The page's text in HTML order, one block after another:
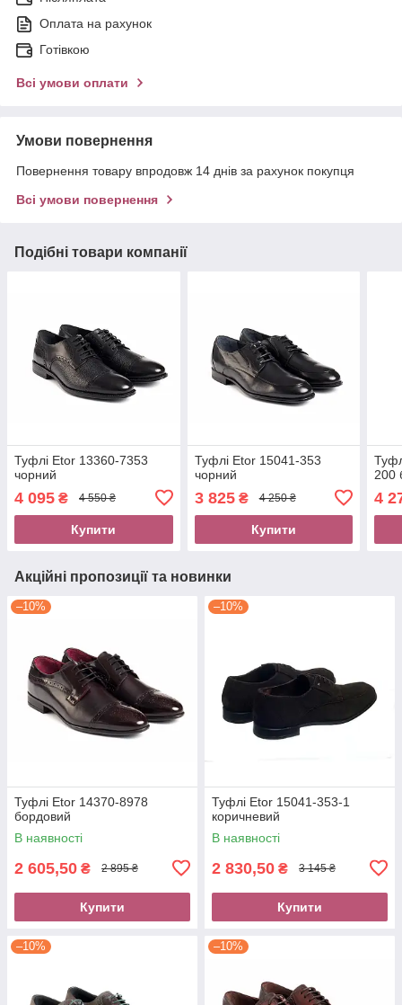
Оплата на рахунок
Готівкою
Всі умови оплати
Умови повернення
Повернення товару впродовж 14 днів за рахунок покупця
Всі умови повернення
Подібні товари компанії
Туфлі Etor 13360-7353
чорний
4 095 ₴ 4 550 ₴
Купити
Туфлі Etor 15041-353
чорний
3 825₴ 4 250 ₴
Купити
200
4
Акційні пропозиції та новинки
–10%
Туфлі Etor 14370-8978
бордовий
В наявності
2 605,50 ₴ 2 895 ₴
Купити
–10%
Туфлі Etor 15041-353-1
коричневий
В наявності
2 830,50 ₴ 3 145 ₴
Купити
–10% –10%